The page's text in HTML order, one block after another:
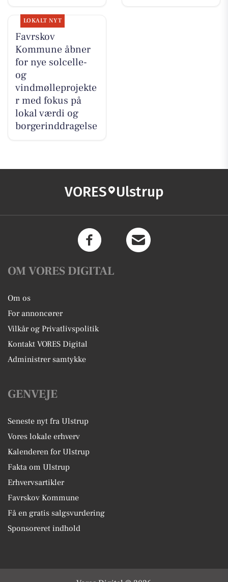
LOKALT NYT
Favrskov
Kommune åbner
for nye solcelle-
og
vindmølleprojekte
r med fokus på
lokal værdi og
borgerinddragelse
VORES Ulstrup
OM VORES DIGITAL
Om os
For annoncører
Vilkår og Privatlivspolitik
Kontakt VORES Digital
Administrer samtykke
GENVEJE
Seneste nyt fra Ulstrup
Vores lokale erhverv
Kalenderen for Ulstrup
Fakta om Ulstrup
Erhvervsartikler
Favrskov Kommune
Få en gratis salgsvurdering
Sponsoreret indhold